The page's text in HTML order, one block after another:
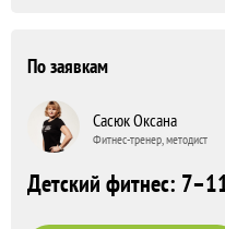
По заявкам
Сасюк Оксана
Фитнес-тренер, методист
Детский фитнес: